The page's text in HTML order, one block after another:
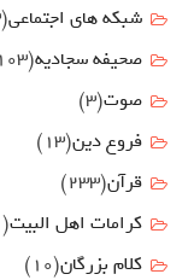
شبکه های اجتماعی(3)
صحیفه سجادیه(103)
صوت(3)
فروع دين(13)
قرآن(233)
كرامات اهل البيت(1)
کلام بزرگان(10)